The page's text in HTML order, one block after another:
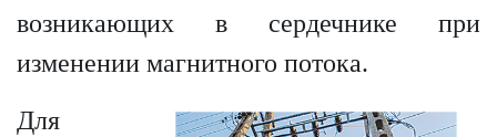
возникающих в сердечнике при
изменении магнитного потока.
Для